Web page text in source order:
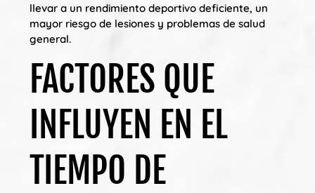
llevar a un rendimiento deportivo deficiente, un
mayor riesgo de lesiones y problemas de salud
general.
FACTORES QUE
INFLUYEN EN EL
TIEMPO DE